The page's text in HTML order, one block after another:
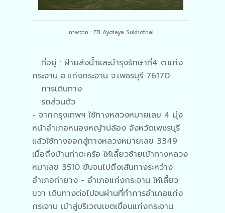
ภาพจาก : FB Ayotaya Sukhothai
ที่อยู่ : ฝ่ายส่งน้ำและบำรุงรักษาที่4 ต.แก่ง
กระจาน อ.แก่งกระจาน จ.เพชรบุรี 76170
การเดินทาง
รถส่วนตัว
- จากกรุงเทพฯ ใช้ทางหลวงหมายเลข 4 มุ่ง
หน้าอำเภอหนองหญ้าปล้อง จังหวัดเพชรบุรี
แล้วใช้ทางออกสู่ทางหลวงหมายเลข 3349
เมื่อถึงบ้านท่าตะคร้อ ให้เลี้ยวซ้ายเข้าทางหลวง
หมาเลข 3510 ขับจนไปถึงเส้นทางระหว่าง
อำเภอท่ายาง - อำเภอแก่งกระจาน ให้เลี้ยว
ขวา เดินทางต่อไปจนผ่านที่ทำการอำเภอแก่ง
กระจาน เข้าสู่บริเวณเขตเขื่อนแก่งกระจาน